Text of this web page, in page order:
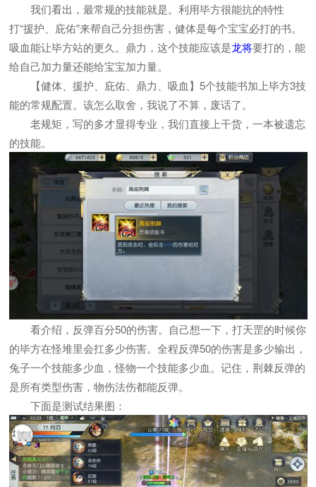
我们看出，最常规的技能就是。利用毕方很能抗的特性
打“援护、庇佑”来帮自己分担伤害，健体是每个宝宝必打的书。
吸血能让毕方站的更久。鼎力，这个技能应该是龙将要打的，能
给自己加力量还能给宝宝加力量。
【健体、援护、庇佑、鼎力、吸血】5个技能书加上毕方3技
能的常规配置。该怎么取舍，我说了不算，废话了。
老规矩，写的多才显得专业，我们直接上干货，一本被遗忘
的技能。
看介绍，反弹百分50的伤害。自己想一下，打天罡的时候你
的毕方在怪堆里会扛多少伤害。全程反弹50的伤害是多少输出，
兔子一个技能多少血，怪物一个技能多少血。记住，荆棘反弹的
是所有类型伤害，物伤法伤都能反弹。
下面是测试结果图：